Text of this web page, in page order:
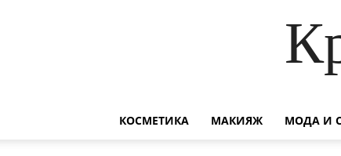
КОСМЕТИКА МАКИЯЖ МОДА И